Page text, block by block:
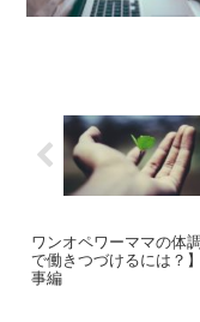
ワンオペワーママの体
で働きつづけるには？
事編